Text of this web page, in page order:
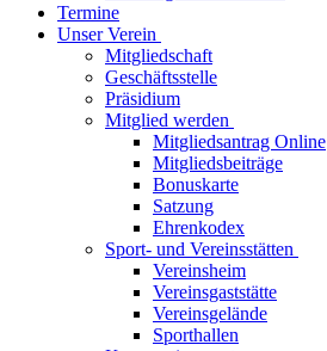
Termine
Unser Verein
Mitgliedschaft
Geschäftsstelle
Präsidium
Mitglied werden
Mitgliedsantrag Online
Mitgliedsbeiträge
Bonuskarte
Satzung
Ehrenkodex
Sport- und Vereinsstätten
Vereinsheim
Vereinsgaststätte
Vereinsgelände
Sporthallen